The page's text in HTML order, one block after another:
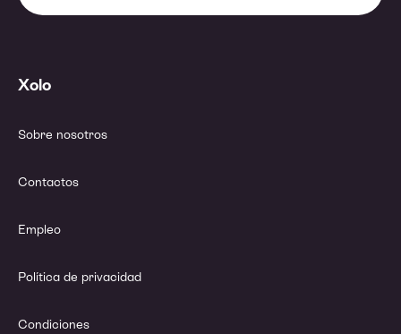
Xolo
Sobre nosotros
Contactos
Empleo
Política de privacidad
Condiciones